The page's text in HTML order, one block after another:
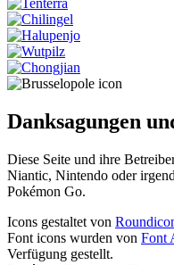
Danksagungen
Diese Seite und ihre
Niantic, Nintendo oder
Pokémon Go.
Icons gestaltet von
Font icons wurden von Font
Verfügung gestellt.